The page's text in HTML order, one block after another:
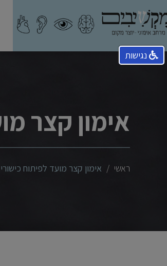
אימון קצר
ראשי אימון קצר מועד לפיתוח
נגישות